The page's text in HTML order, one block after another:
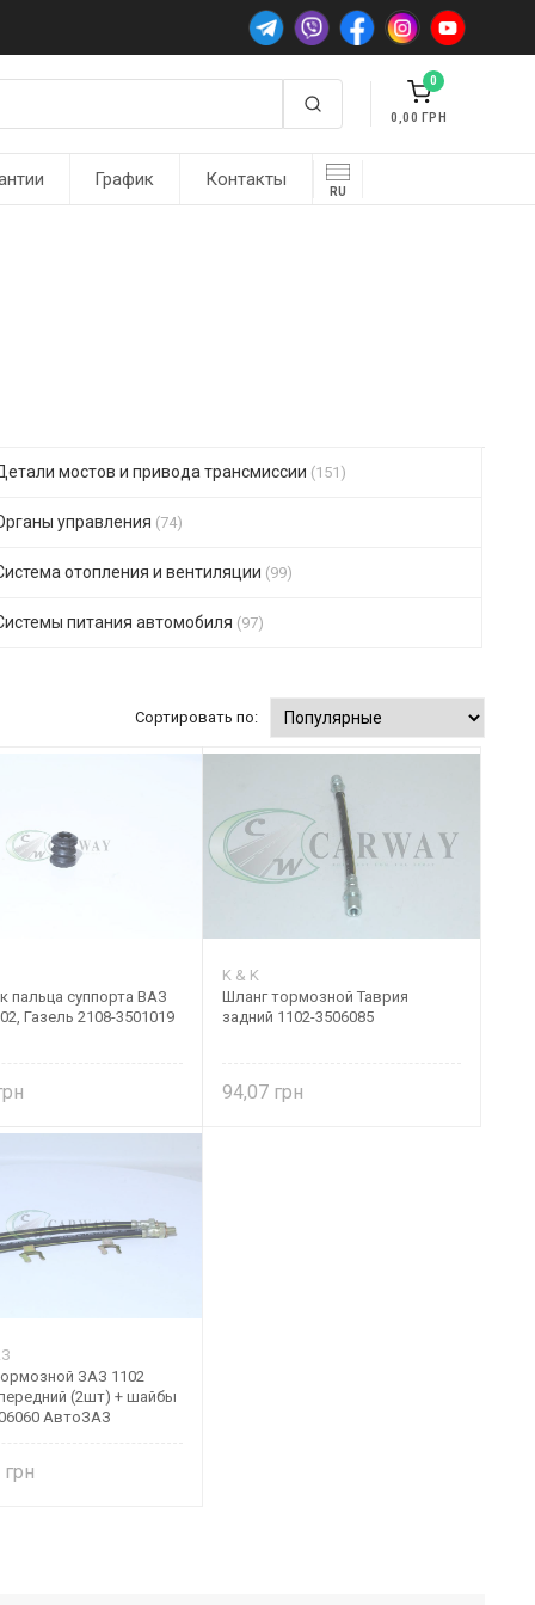
0
0,00
График Контакты
RU
мостов и привода трансмиссии (151)
управления (74)
отопления и вентиляции (99)
питания автомобиля (97)
Сортировать по:
пальца суппорта ВАЗ
Газель 2108-3501019
K & K
Шланг тормозной Таврия
задний 1102-3506085
94,07
ЗАЗ 1102
(2шт) + шайбы
АвтоЗАЗ